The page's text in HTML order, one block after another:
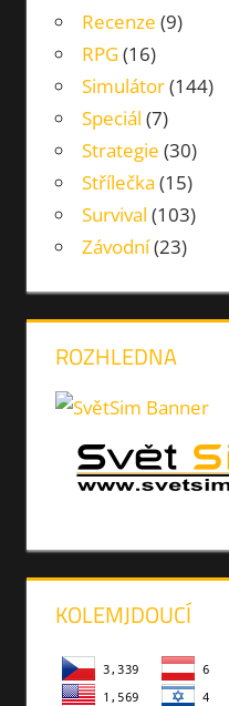
Recenze (9)
RPG(16)
Simulátor(144)
Speciál (7)
Strategie (30)
Střílečka (15)
Survival (103)
Závodní(23)
ROZHLEDNA
KOLEMJDOUCÍ